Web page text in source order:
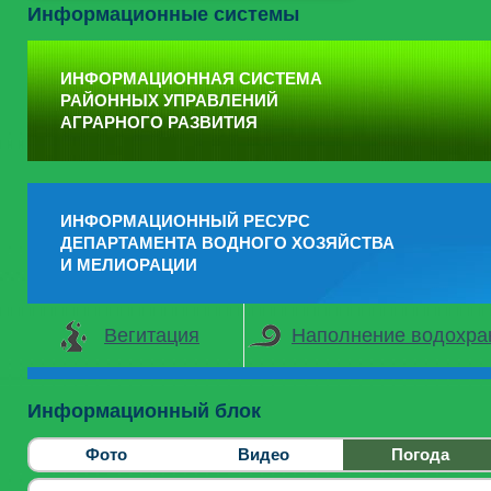
Информационные системы
ИНФОРМАЦИОННАЯ СИСТЕМА
РАЙОННЫХ УПРАВЛЕНИЙ
АГРАРНОГО РАЗВИТИЯ
ИНФОРМАЦИОННЫЙ РЕСУРС
ДЕПАРТАМЕНТА ВОДНОГО ХОЗЯЙСТВА
И МЕЛИОРАЦИИ
Вегитация Наполнение
Информационный блок
Фото Видео Погода